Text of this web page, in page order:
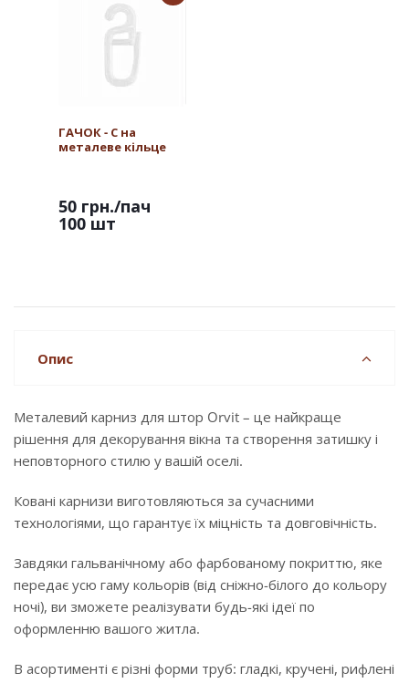
ГАЧОК - С на
металеве кільце
50 грн./пач
100 шт
Опис
Металевий карниз для штор Orvit – це найкраще
рішення для декорування вікна та створення затишку і
неповторного стилю у вашій оселі.
Ковані карнизи виготовляються за сучасними
технологіями, що гарантує їх міцність та довговічність.
Завдяки гальванічному або фарбованому покриттю, яке
передає усю гаму кольорів (від сніжно-білого до кольору
ночі), ви зможете реалізувати будь-які ідеї по
оформленню вашого житла.
В асортименті є різні форми труб: гладкі, кручені, рифлені